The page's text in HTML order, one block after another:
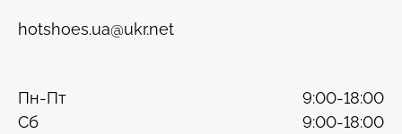
hotshoes.ua@ukr.net
Пн-Пт
9:00-18:00
Сб
9:00-18:00